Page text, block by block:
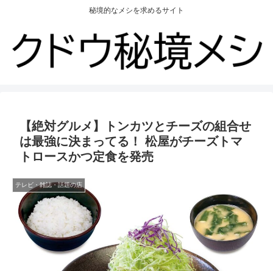
秘境的なメシを求めるサイト
【絶対グルメ】トンカツとチーズの組合せ
は最強に決まってる！ 松屋がチーズトマ
トロースかつ定食を発売
テレビ・雑誌・話題の店